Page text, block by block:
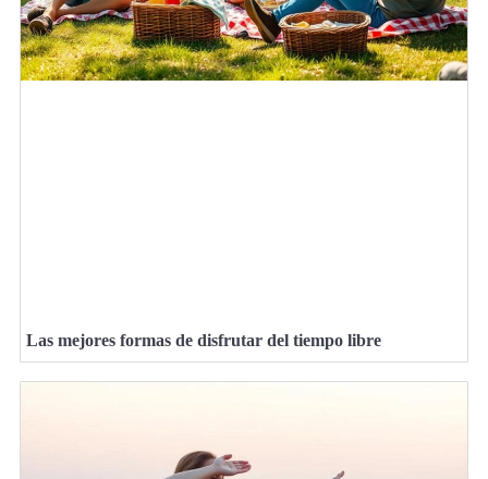
Las mejores formas de disfrutar del tiempo libre